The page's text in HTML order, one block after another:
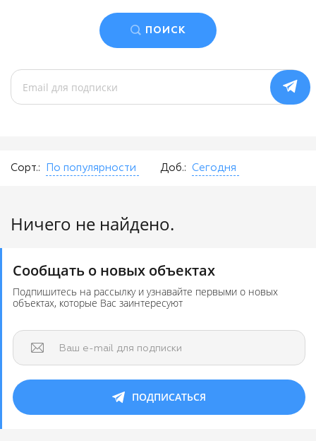
ПОИСК
Сорт.: По популярности Доб.: Сегодня
Ничего не найдено.
Сообщать о новых объектах
Подпишитесь на рассылку и узнавайте первыми о новых
объектах, которые Вас заинтересуют
Ваш e-mail для подписки
ПОДПИСАТЬСЯ